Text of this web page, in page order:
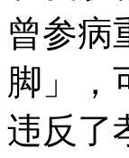
曾参病
脚」，
违反了